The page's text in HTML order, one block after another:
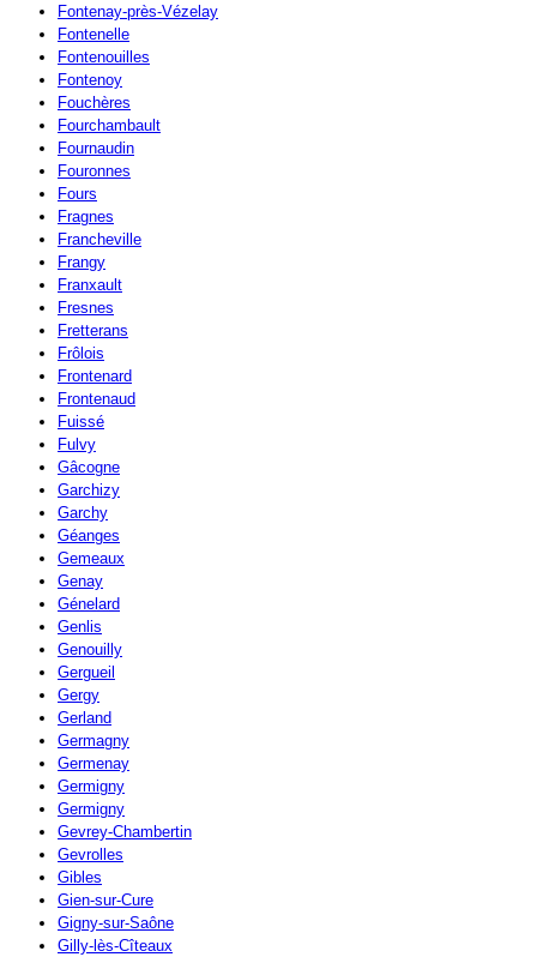
Fontenay-près-Vézelay
Fontenelle
Fontenouilles
Fontenoy
Fouchères
Fourchambault
Fournaudin
Fouronnes
Fours
Fragnes
Francheville
Frangy
Franxault
Fresnes
Fretterans
Frôlois
Frontenard
Frontenaud
Fuissé
Fulvy
Gâcogne
Garchizy
Garchy
Géanges
Gemeaux
Genay
Génelard
Genlis
Genouilly
Gergueil
Gergy
Gerland
Germagny
Germenay
Germigny
Germigny
Gevrey-Chambertin
Gevrolles
Gibles
Gien-sur-Cure
Gigny-sur-Saône
Gilly-lès-Cîteaux